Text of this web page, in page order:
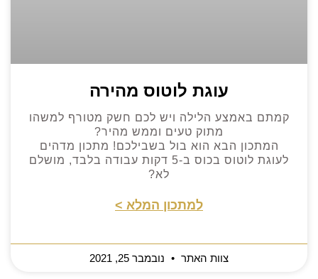
עוגת לוטוס מהירה
קמתם באמצע הלילה ויש לכם חשק מטורף למשהו
מתוק טעים וממש מהיר?
המתכון הבא הוא בול בשבילכם! מתכון מדהים
לעוגת לוטוס בכוס ב-5 דקות עבודה בלבד, מושלם
לא?
למתכון המלא >
צוות האתר נובמבר 25, 2021